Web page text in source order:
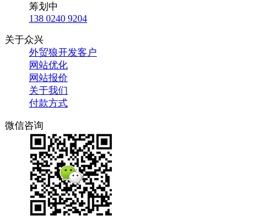
筹划中
138 0240 9204
关于众兴
外贸狼开发客户
网站优化
网站报价
关于我们
付款方式
微信咨询